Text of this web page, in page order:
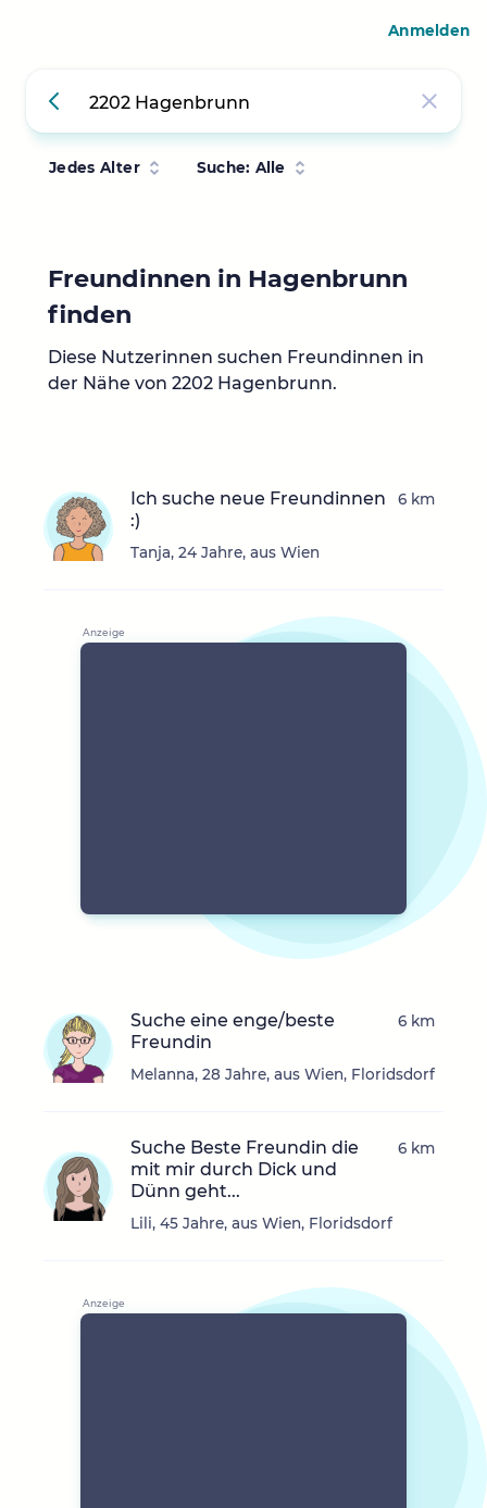
Jedes Alter Suche: Alle
Freundinnen in Hagenbrunn
finden
Diese Nutzerinnen suchen Freundinnen in
der Nähe von 2202 Hagenbrunn.
Ich suche neue Freundinnen
:)
Tanja, 24 Jahre, aus Wien
6 km
Suche eine enge/beste
Freundin
Melanna, 28 Jahre, aus Wien, Floridsdorf
6 km
Suche Beste Freundin die
mit mir durch Dick und
Dünn geht...
Lili, 45 Jahre, aus Wien, Floridsdorf
6 km
Anmelden